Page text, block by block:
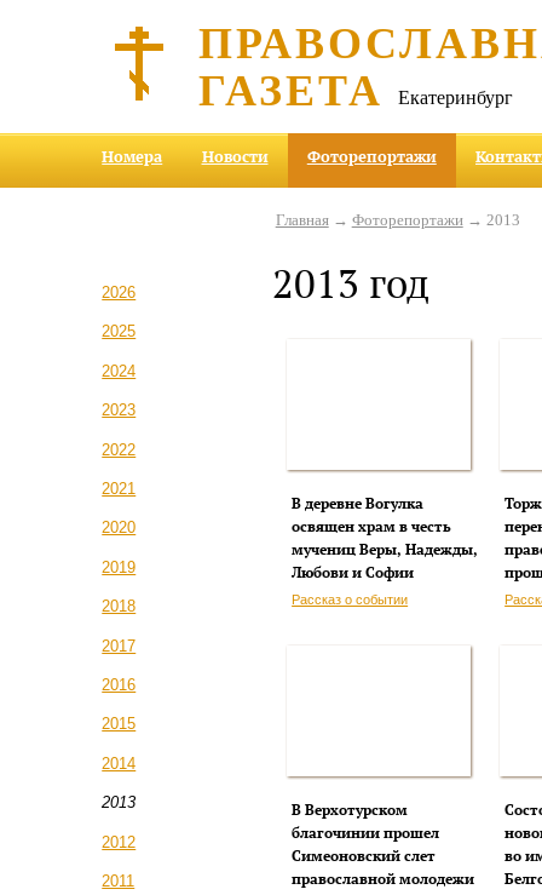
ГАЗЕТА Екатеринбург
Номера Новости Фоторепортажи
2026
2025
2024
2023
2022
2021
2020
2019
2018
2017
2016
2015
2014
2013
2012
2011
Главная→ Фоторепортажи→ 2013
2013 год
В деревне Вогулка
освящен храм в честь
мучениц Веры, Надежды,
Любови и Софии
Рассказ о событии
В Верхотурском
благочинии прошел
Симеоновский слет
православной молодежи
во